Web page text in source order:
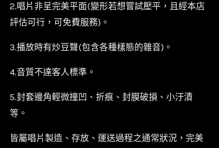
2.唱片非呈完美平面(變形若想嘗試壓平，且經本店
評估可行，可免費服務)。
3.播放時有炒豆聲(包含各種樣態的雜音)。
4.音質不達客人標準。
5.封套邊角輕微撞凹、折痕、封膜破損、小汙漬
等。
皆屬唱片製造、存放、運送過程之通常狀況，完美